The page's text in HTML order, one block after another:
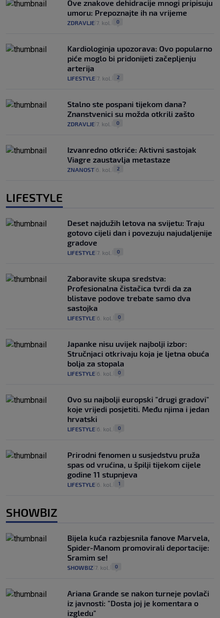
Ove znakove dehidracije mnogi pripisuju
umoru: Prepoznajte ih na vrijeme
ZDRAVLJE 7. kol. 0
Kardiologinja upozorava: Ovo popularno
piće moglo bi pridonijeti začepljenju
arterija
LIFESTYLE 7. kol. 2
Stalno ste pospani tijekom dana?
Znanstvenici su možda otkrili zašto
ZDRAVLJE 7. kol. 0
Izvanredno otkriće: Aktivni sastojak
Viagre zaustavlja metastaze
ZNANOST 6. kol. 2
LIFESTYLE
Deset najdužih letova na svijetu: Traju
gotovo cijeli dan i povezuju najudaljenije
gradove
LIFESTYLE 7. kol. 0
Zaboravite skupa sredstva:
Profesionalna čistačica tvrdi da za
blistave podove trebate samo dva
sastojka
LIFESTYLE 6. kol. 0
Japanke nisu uvijek najbolji izbor:
Stručnjaci otkrivaju koja je ljetna obuća
bolja za stopala
LIFESTYLE 6. kol. 0
Ovo su najbolji europski "drugi gradovi"
koje vrijedi posjetiti. Među njima i jedan
hrvatski
LIFESTYLE 6. kol. 0
Prirodni fenomen u susjedstvu pruža
spas od vrućina, u špilji tijekom cijele
godine 11 stupnjeva
LIFESTYLE 6. kol. 1
SHOWBIZ
Bijela kuća razbjesnila fanove Marvela,
Spider-Manom promovirali deportacije:
Sramim se!
SHOWBIZ 7. kol. 0
Ariana Grande se nakon turneje povlači
iz javnosti: "Dosta joj je komentara o
izgledu"